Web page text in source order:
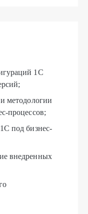
1С
методологии
процессов;
под бизнес-
внедренных